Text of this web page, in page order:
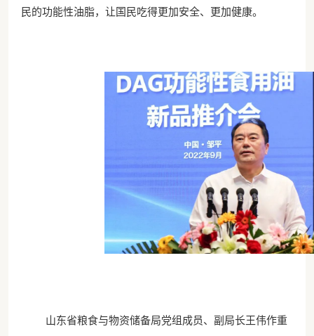
民的功能性油脂，让国民吃得更加安全、更加健康。
山东省粮食与物资储备局党组成员、副局长王伟作重